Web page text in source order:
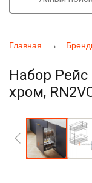
Главная
Набор
хром,